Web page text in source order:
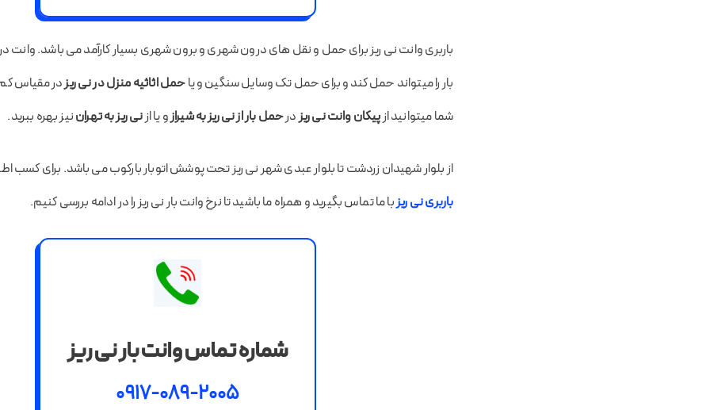
بار را میتواند حمل کند و برای حمل تک وسایل سنگین و یاحمل اثاثیه منزل در نی ریزدر مقیاس کم
شما میتوانید از پیکان وانت نی ریز درحمل بار از نی ریز به شیرازو یا از نی ریز به تهراننیز بهره ببرید.
از بلوار شهیدان زردشت تا بلوار عبدی شهر نی ریز تحت پوشش اتوبار بارکوب می باشد. برای کسب
باربری نی ریزبا ما تماس بگیرید و همراه ما باشید تا نرخ وانت بار نی ریز را در ادامه بررسی کنیم.
شماره تماس وانت بار نی ریز
0917-089-2005